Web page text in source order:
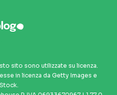
sito sono utilizzate su licenza.
in licenza da Getty Images e